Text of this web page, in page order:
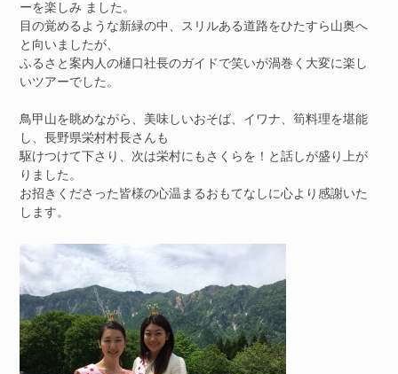
ーを楽しみ ました。
目の覚めるような新緑の中、スリルある道路をひたすら山奥へ
と向いましたが、
ふるさと案内人の樋口社長のガイドで笑いが渦巻く大変に楽し
いツアーでした。
鳥甲山を眺めながら、美味しいおそば、イワナ、筍料理を堪能
し、長野県栄村村長さんも
駆けつけて下さり、次は栄村にもさくらを！と話しが盛り上が
りました。
お招きくださった皆様の心温まるおもてなしに心より感謝いた
します。